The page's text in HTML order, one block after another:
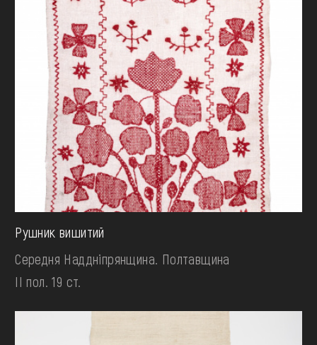
Рушник вишитий
Середня Наддніпрянщина. Полтавщина
II пол. 19 ст.